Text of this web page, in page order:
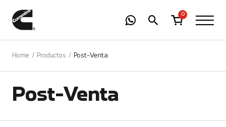
0
Home Productos Post-Venta
Post-Venta